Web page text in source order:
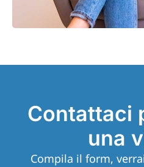
Contattaci
una
Compila il form,